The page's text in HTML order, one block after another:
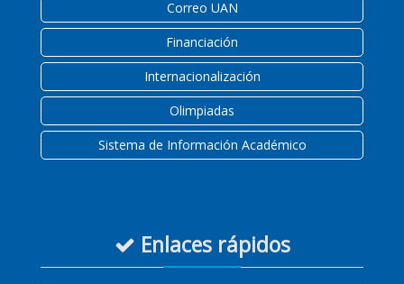
Correo UAN
Financiación
Internacionalización
Olimpiadas
Sistema de Información Académico
Enlaces rápidos